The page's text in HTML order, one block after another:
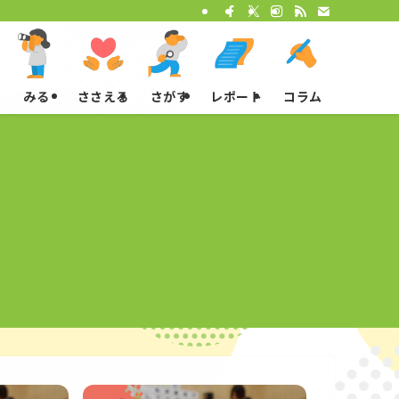
みる ささえる さがす レポート コラム